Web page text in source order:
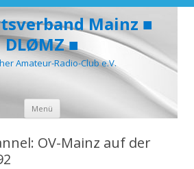
Mainz ■
DLØMZ ■
Amateur-Radio-Club e.V.
Menü
springen
OV-Mainz auf der